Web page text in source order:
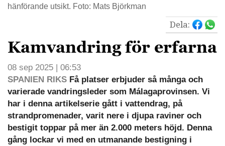
hänförande utsikt. Foto: Mats Björkman
Dela:
Kamvandring för erfarna
08 sep 2025 | 06:53
SPANIEN RIKS Få platser erbjuder så många och
varierade vandringsleder som Málagaprovinsen. Vi
har i denna artikelserie gått i vattendrag, på
strandpromenader, varit nere i djupa raviner och
bestigit toppar på mer än 2.000 meters höjd. Denna
gång lockar vi med en utmanande bestigning i